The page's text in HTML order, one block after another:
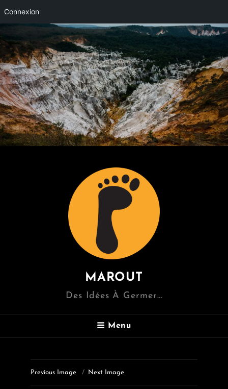
Connexion
MAROUT
Des Idées À Germer…
Menu
Previous Image Next Image